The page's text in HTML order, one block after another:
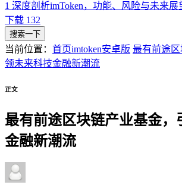
1 深度剖析imToken，功能、风险与未来展
下载 132
搜索一下
当前位置： 首页imtoken安卓版 最有前途区
领未来科技金融新潮流
正文
最有前途区块链产业基金，
金融新潮流